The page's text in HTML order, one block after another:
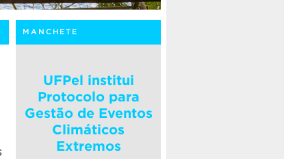
MANCHETE
UFPel institui
Protocolo para
Gestão de Eventos
Climáticos
Extremos